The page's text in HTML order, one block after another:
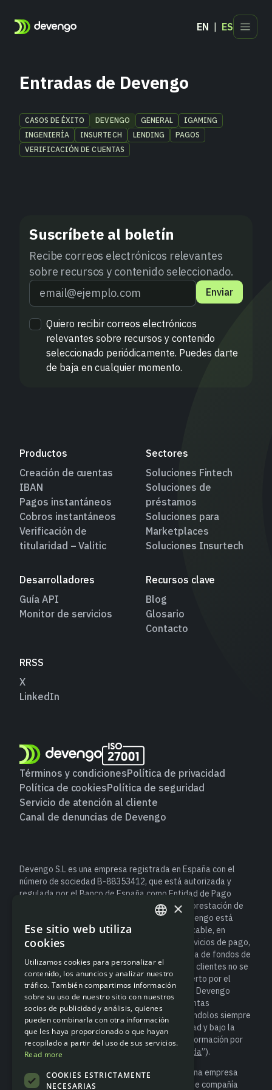
EN
ES
Blog
Contacto
Entradas de Devengo
CASOS DE ÉXITO DEVENGO GENERAL
IGAMING
INGENIERÍA
INSURTECH LENDING
PAGOS
VERIFICACIÓN DE CUENTAS
Suscríbete al boletín
Recibe correos electrónicos relevantes
sobre recursos y contenido seleccionado.
Enviar
Quiero recibir correos electrónicos
relevantes sobre recursos y contenido
seleccionado periódicamente. Puedes darte
de baja en cualquier momento.
Productos
Creación de cuentas
IBAN
Pagos instantáneos
Cobros instantáneos
Verificación de
titularidad – Valitic
Sectores
Soluciones Fintech
Soluciones de
préstamos
Soluciones para
Marketplaces
Soluciones Insurtech
Desarrolladores
Guía API
Monitor de servicios
Recursos clave
Blog
Glosario
Contacto
RRSS
X
LinkedIn
Términos y condicionesPolítica de privacidad
Política de cookiesPolítica de seguridad
Servicio de atención al cliente
Canal de denuncias de Devengo
Devengo S.L es una empresa registrada en España con el
número de sociedad B-88353412, que está autorizada y
regulada por el Banco de España como Entidad de Pago
(número de registro de Entidad 6940) para la prestación de
servicios de pago. Como entidad de pago, Devengo está
sujeta a la normativa española y europea aplicable, en
particular al Real Decreto-ley 19/2018, de servicios de pago,
que establece las obligaciones de salvaguarda de fondos de
los usuarios. Esto significa que el dinero de los clientes no se
considera un depósito bancario y no está cubierto por el
Fondo de Garantía de Depósitos. No obstante, Devengo
salvaguarda los fondos de los clientes en cuentas
segregadas, tal y como exige la ley, manteniéndolos siempre
separados de los recursos propios de la entidad y bajo la
supervisión del Banco de España (para más información por
favor accede a “
Información sobre salvaguarda”).
Devengo S.L. es socio de Modulr Finance B.V., una empresa
registrada en los Países Bajos con el número de compañía
×
Ese sitio web utiliza
cookies
Utilizamos cookies para personalizar el
contenido, los anuncios y analizar nuestro
tráfico. También compartimos información
sobre su uso de nuestro sitio con nuestros
socios de publicidad y análisis, quienes
pueden combinarla con otra información
que les haya proporcionado o que hayan
recopilado a partir del uso de sus servicios.
Read more
COOKIES ESTRICTAMENTE
NECESARIAS